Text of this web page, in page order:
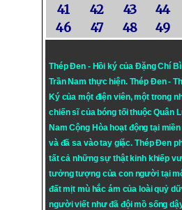
41
42 43 44
46
47 48 49
Thép Đen - Hồi ký của Đặng Chí
Trần Nam thực hiện. Thép Đen-
Ký của một điện viên, một trong
chiến sĩ của bóng tối thuộc Quân
Nam Cộng Hòa hoạt động tại
và đã sa vào tay giặc. Thép Đen
tất cả những sự thật kinh khiếp
tưởng tượng của con người tại
đất mịt mù hắc ám của loài quỷ
người viết như đã đội mồ sống